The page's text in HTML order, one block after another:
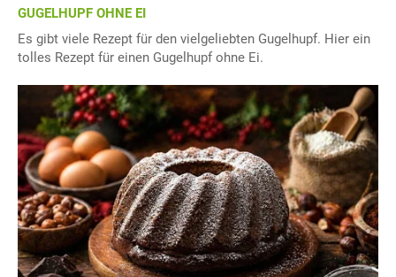
GUGELHUPF OHNE EI
Es gibt viele Rezept für den vielgeliebten Gugelhupf. Hier ein
tolles Rezept für einen Gugelhupf ohne Ei.